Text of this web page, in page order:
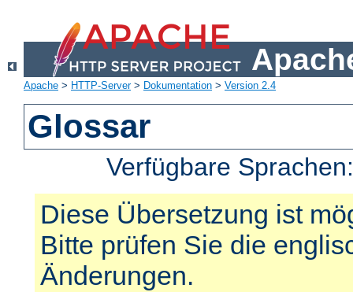
Apache > HTTP-Server> Dokumentation > Version 2.4
Glossar
Verfügbare
Diese Übersetzung ist
Bitte prüfen Sie die
Änderungen.